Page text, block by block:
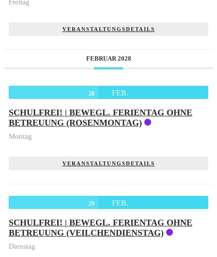
Freitag
VERANSTALTUNGSDETAILS
FEBRUAR 2028
28 FEB.
SCHULFREI! | BEWEGL. FERIENTAG OHNE
BETREUUNG (ROSENMONTAG)
Montag
VERANSTALTUNGSDETAILS
29 FEB.
SCHULFREI! | BEWEGL. FERIENTAG OHNE
BETREUUNG (VEILCHENDIENSTAG)
Dienstag